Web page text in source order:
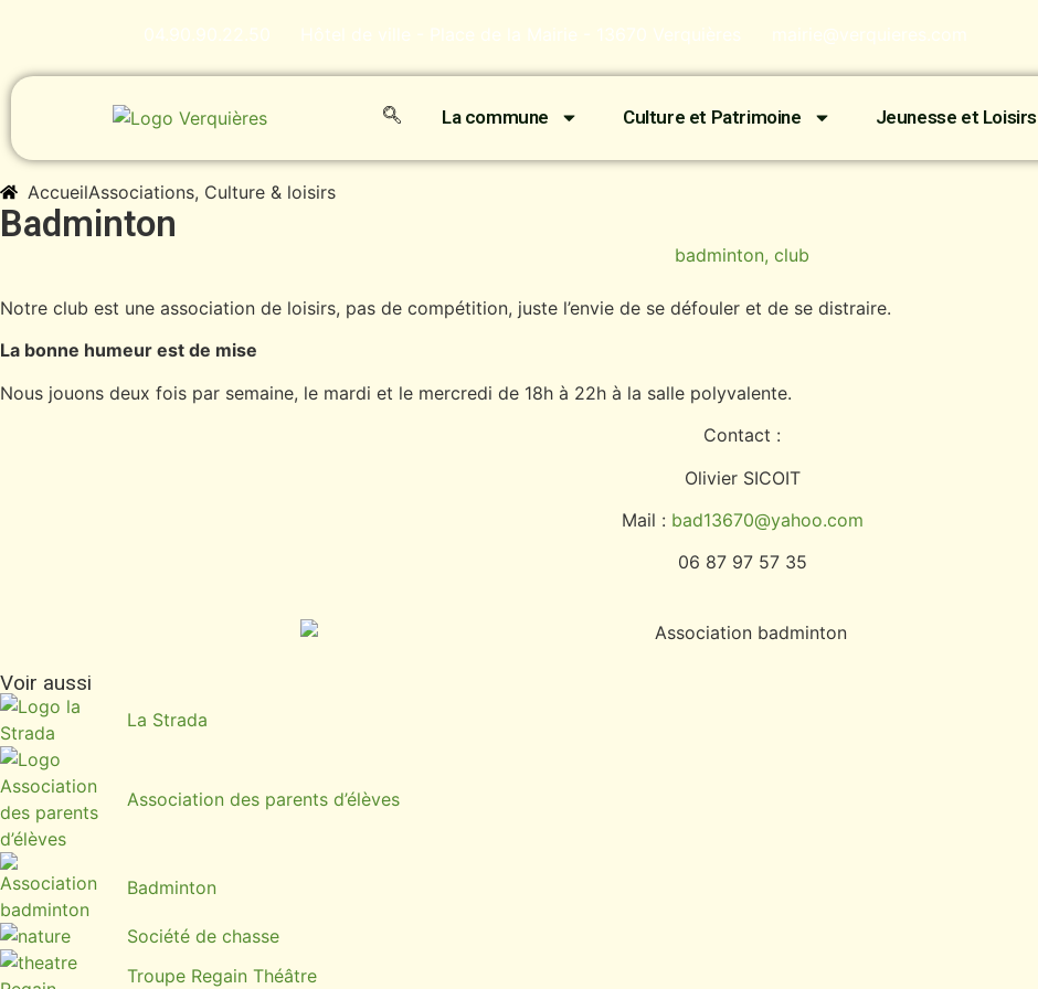
04.90.90.22.50 Hôtel de ville - Place de la Mairie - 13670 Verquières mairie@verquieres.com
La commune Culture et Patrimoine Jeunesse et Loisirs
AccueilAssociations, Culture & loisirs
Badminton
badminton, club
Notre club est une association de loisirs, pas de compétition, juste l’envie de se défouler et de se distraire.
La bonne humeur est de mise
Nous jouons deux fois par semaine, le mardi et le mercredi de 18h à 22h à la salle polyvalente.
Contact :
Olivier SICOIT
Mail : bad13670@yahoo.com
06 87 97 57 35
Voir aussi
La Strada
Association des parents d’élèves
Badminton
Société de chasse
Troupe Regain Théâtre